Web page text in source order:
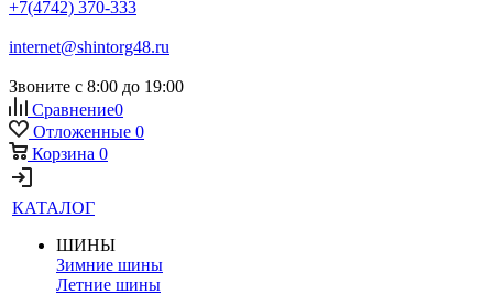
+7(4742) 370-333
internet@shintorg48.ru
Звоните с 8:00 до 19:00
Сравнение0
Отложенные 0
Корзина 0
КАТАЛОГ
ШИНЫ
Зимние шины
Летние шины